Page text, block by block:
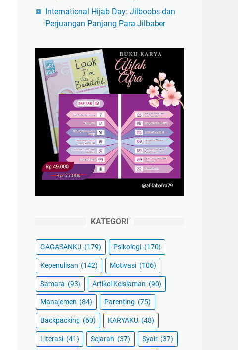
International Hijab Day: Jilboobs dan
Perjuangan Panjang Para Jilbaber
KATEGORI
GAGASANKU (179) Psikologi (170)
Kepenulisan (142) Motivasi (106)
Samara (93) Artikel Keislaman (90)
Manajemen (84) Parenting (75)
Backpacking (60) KARYAKU (48)
Literasi (41) Sejarah (37) Syair (37)